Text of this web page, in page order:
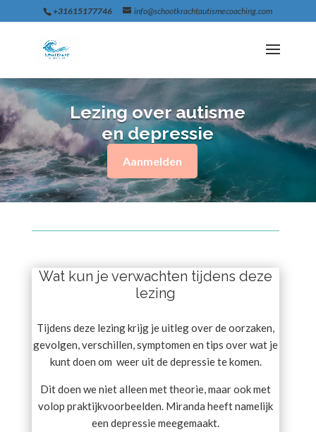
+31615177746 info@schootkrachtautismecoaching.com
Lezing over autisme
en depressie
Aanmelden
Wat kun je verwachten tijdens deze
lezing
Tijdens deze lezing krijg je uitleg over de oorzaken,
gevolgen, verschillen, symptomen en tips over wat je
kunt doen om weer uit de depressie te komen.
Dit doen we niet alleen met theorie, maar ook met
volop praktijkvoorbeelden. Miranda heeft namelijk
een depressie meegemaakt.